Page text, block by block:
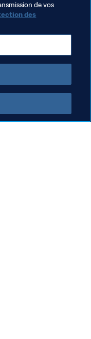
de vos
des